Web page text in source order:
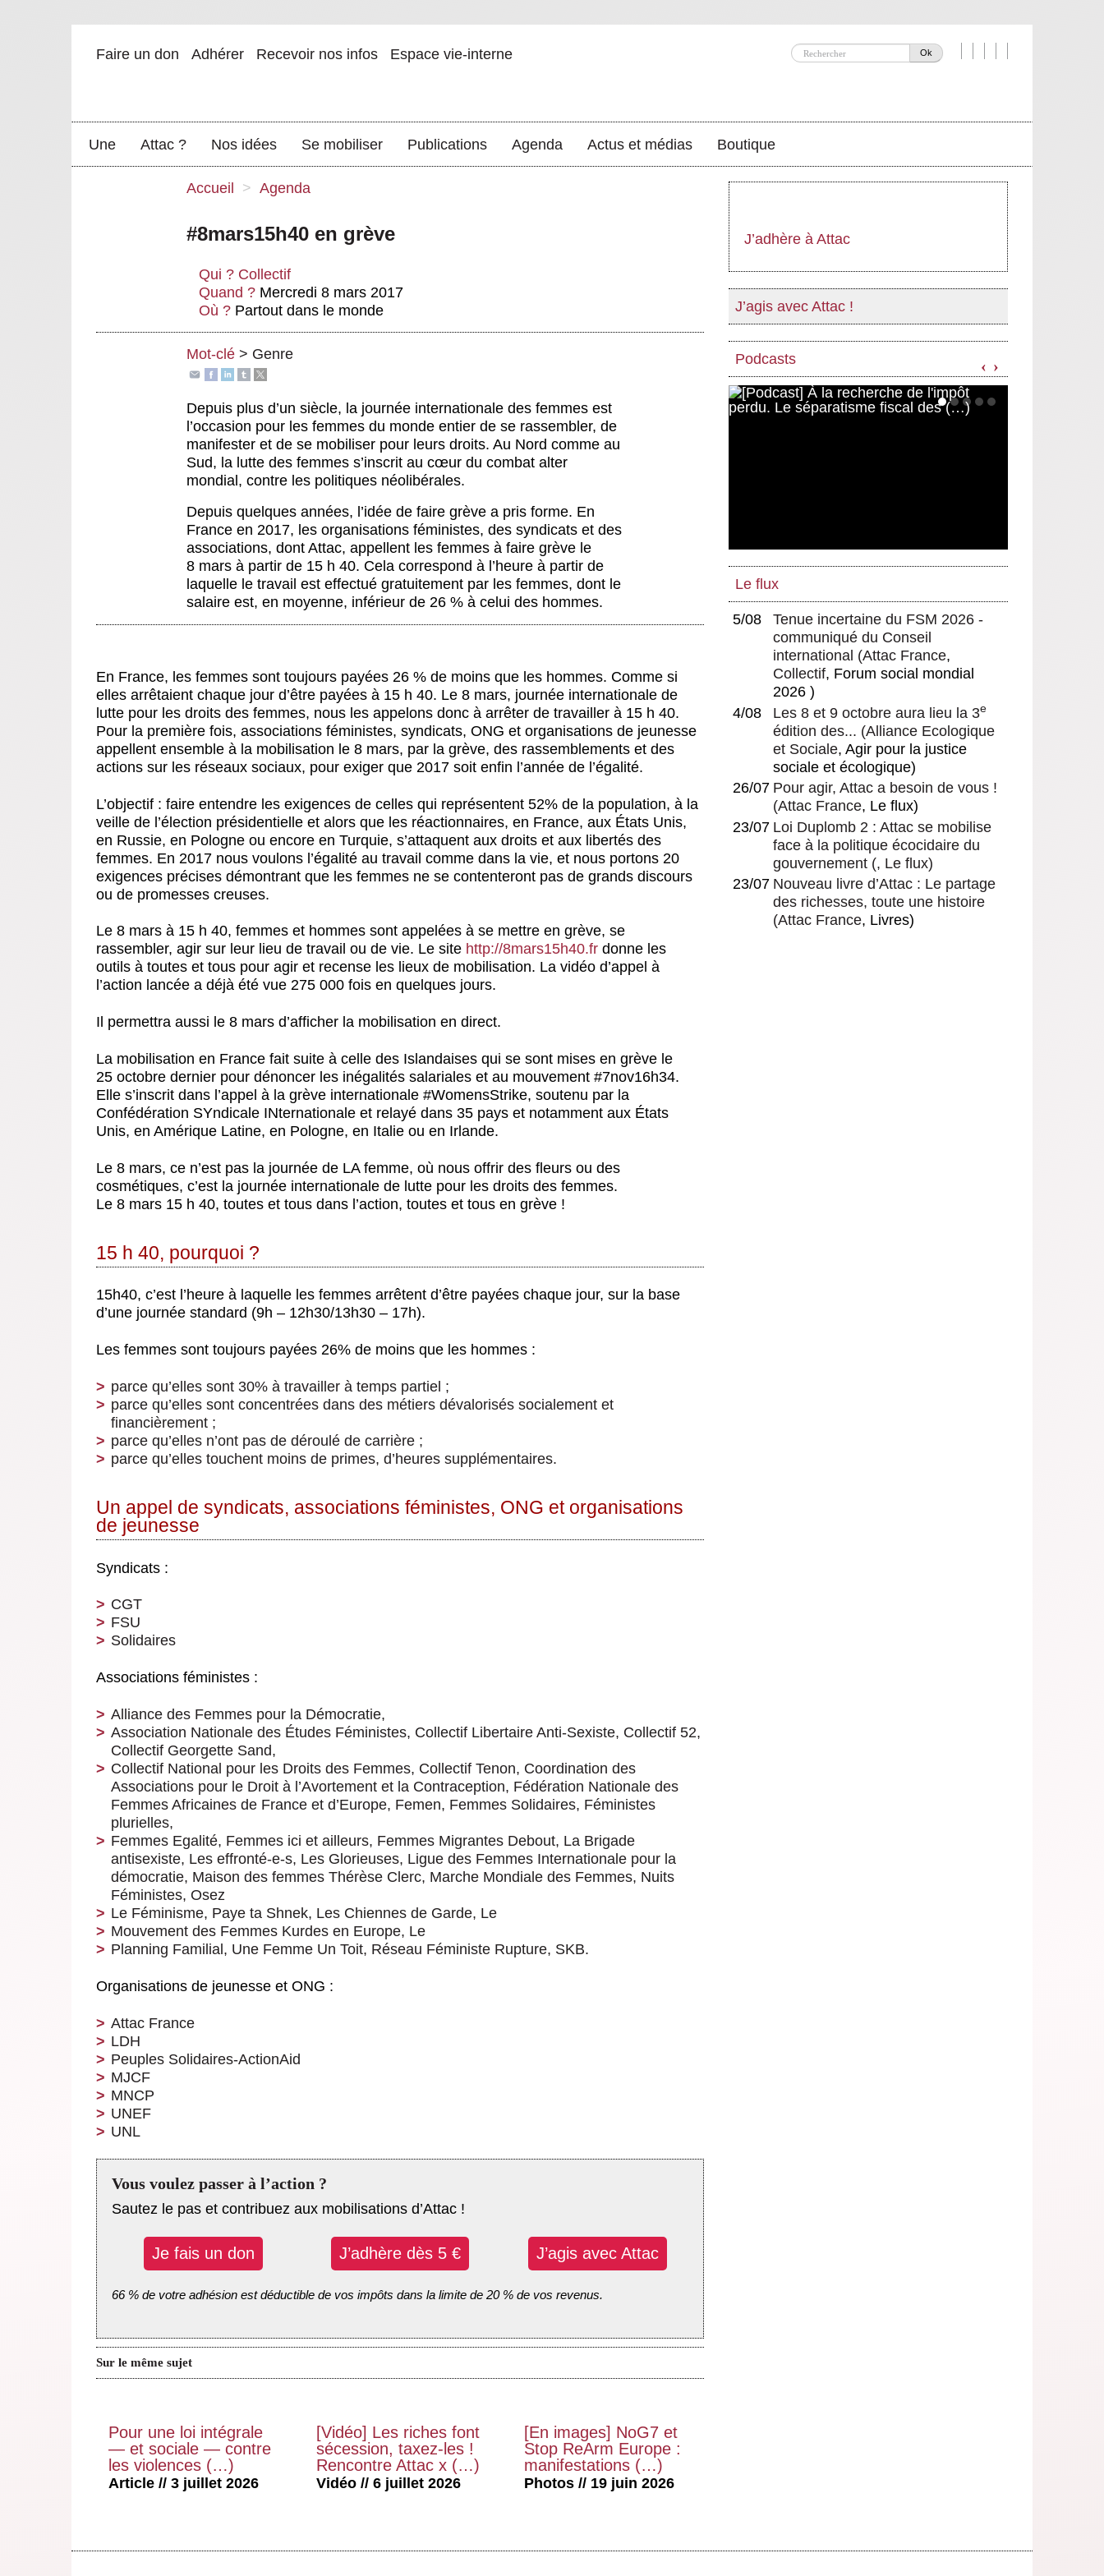
Ok
Faire un don Adhérer Recevoir nos infos Espace vie-interne
Une Attac ? Nos idées Se mobiliser Publications Agenda Actus et médias Boutique
Accueil > Agenda
#8mars15h40 en grève
Qui ? Collectif
Quand ? Mercredi 8 mars 2017
Où ? Partout dans le monde
Mot-clé > Genre
Depuis plus d’un siècle, la journée internationale des femmes est
l’occasion pour les femmes du monde entier de se rassembler, de
manifester et de se mobiliser pour leurs droits. Au Nord comme au
Sud, la lutte des femmes s’inscrit au cœur du combat alter
mondial, contre les politiques néolibérales.
Depuis quelques années, l’idée de faire grève a pris forme. En
France en 2017, les organisations féministes, des syndicats et des
associations, dont Attac, appellent les femmes à faire grève le
8 mars à partir de 15 h 40. Cela correspond à l’heure à partir de
laquelle le travail est effectué gratuitement par les femmes, dont le
salaire est, en moyenne, inférieur de 26 % à celui des hommes.
En France, les femmes sont toujours payées 26 % de moins que les hommes. Comme si
elles arrêtaient chaque jour d’être payées à 15 h 40. Le 8 mars, journée internationale de
lutte pour les droits des femmes, nous les appelons donc à arrêter de travailler à 15 h 40.
Pour la première fois, associations féministes, syndicats, ONG et organisations de jeunesse
appellent ensemble à la mobilisation le 8 mars, par la grève, des rassemblements et des
actions sur les réseaux sociaux, pour exiger que 2017 soit enfin l’année de l’égalité.
L’objectif : faire entendre les exigences de celles qui représentent 52% de la population, à la
veille de l’élection présidentielle et alors que les réactionnaires, en France, aux États Unis,
en Russie, en Pologne ou encore en Turquie, s’attaquent aux droits et aux libertés des
femmes. En 2017 nous voulons l’égalité au travail comme dans la vie, et nous portons 20
exigences précises démontrant que les femmes ne se contenteront pas de grands discours
ou de promesses creuses.
Le 8 mars à 15 h 40, femmes et hommes sont appelées à se mettre en grève, se
rassembler, agir sur leur lieu de travail ou de vie. Le site http://8mars15h40.fr donne les
outils à toutes et tous pour agir et recense les lieux de mobilisation. La vidéo d’appel à
l’action lancée a déjà été vue 275 000 fois en quelques jours.
Il permettra aussi le 8 mars d’afficher la mobilisation en direct.
La mobilisation en France fait suite à celle des Islandaises qui se sont mises en grève le
25 octobre dernier pour dénoncer les inégalités salariales et au mouvement #7nov16h34.
Elle s’inscrit dans l’appel à la grève internationale #WomensStrike, soutenu par la
Confédération SYndicale INternationale et relayé dans 35 pays et notamment aux États
Unis, en Amérique Latine, en Pologne, en Italie ou en Irlande.
Le 8 mars, ce n’est pas la journée de LA femme, où nous offrir des fleurs ou des
cosmétiques, c’est la journée internationale de lutte pour les droits des femmes.
Le 8 mars 15 h 40, toutes et tous dans l’action, toutes et tous en grève !
15 h 40, pourquoi ?
15h40, c’est l’heure à laquelle les femmes arrêtent d’être payées chaque jour, sur la base
d’une journée standard (9h – 12h30/13h30 – 17h).
Les femmes sont toujours payées 26% de moins que les hommes :
parce qu’elles sont 30% à travailler à temps partiel ;
parce qu’elles sont concentrées dans des métiers dévalorisés socialement et
financièrement ;
parce qu’elles n’ont pas de déroulé de carrière ;
parce qu’elles touchent moins de primes, d’heures supplémentaires.
Un appel de syndicats, associations féministes, ONG et organisations
de jeunesse
Syndicats :
CGT
FSU
Solidaires
Associations féministes :
Alliance des Femmes pour la Démocratie,
Association Nationale des Études Féministes, Collectif Libertaire Anti-Sexiste, Collectif 52,
Collectif Georgette Sand,
Collectif National pour les Droits des Femmes, Collectif Tenon, Coordination des
Associations pour le Droit à l’Avortement et la Contraception, Fédération Nationale des
Femmes Africaines de France et d’Europe, Femen, Femmes Solidaires, Féministes
plurielles,
Femmes Egalité, Femmes ici et ailleurs, Femmes Migrantes Debout, La Brigade
antisexiste, Les effronté-e-s, Les Glorieuses, Ligue des Femmes Internationale pour la
démocratie, Maison des femmes Thérèse Clerc, Marche Mondiale des Femmes, Nuits
Féministes, Osez
Le Féminisme, Paye ta Shnek, Les Chiennes de Garde, Le
Mouvement des Femmes Kurdes en Europe, Le
Planning Familial, Une Femme Un Toit, Réseau Féministe Rupture, SKB.
Organisations de jeunesse et ONG :
Attac France
LDH
Peuples Solidaires-ActionAid
MJCF
MNCP
UNEF
UNL
Vous voulez passer à l’action ?
Sautez le pas et contribuez aux mobilisations d’Attac !
Je fais un don J’adhère dès 5 € J’agis avec Attac
66 % de votre adhésion est déductible de vos impôts dans la limite de 20 % de vos revenus.
Sur le même sujet
Pour une loi intégrale
— et sociale — contre
les violences (…)
Article // 3 juillet 2026
[Vidéo] Les riches font
sécession, taxez-les !
Rencontre Attac x (…)
Vidéo // 6 juillet 2026
[En images] NoG7 et
Stop ReArm Europe :
manifestations (…)
Photos // 19 juin 2026
J’adhère à Attac
J’agis avec Attac !
Podcasts ‹ ›
Le flux
5/08
Tenue incertaine du FSM 2026 -
communiqué du Conseil
international (Attac France,
Collectif, Forum social mondial
2026 )
4/08
Les 8 et 9 octobre aura lieu la 3e
édition des... (Alliance Ecologique
et Sociale, Agir pour la justice
sociale et écologique)
26/07 Pour agir, Attac a besoin de vous !
(Attac France, Le flux)
23/07 Loi Duplomb 2 : Attac se mobilise
face à la politique écocidaire du
gouvernement (, Le flux)
23/07 Nouveau livre d’Attac : Le partage
des richesses, toute une histoire
(Attac France, Livres)